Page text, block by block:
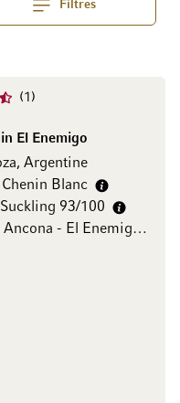
Filtres
1
El Enemigo
Argentine
Blanc
93/100
Puerto Ancona - El Enemigo Wines